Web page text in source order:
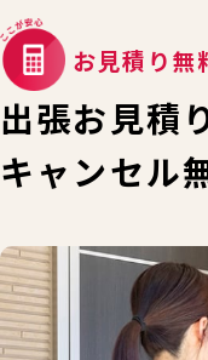
お見積り無
出張お見積
キャンセル